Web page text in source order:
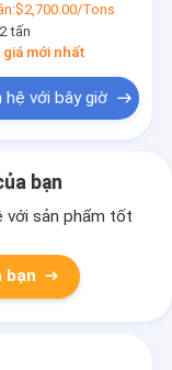
304L
$2,700.00/Tons
2 tấn
giá mới nhất
hệ với bây giờ
bạn
với sản phẩm tốt
bạn